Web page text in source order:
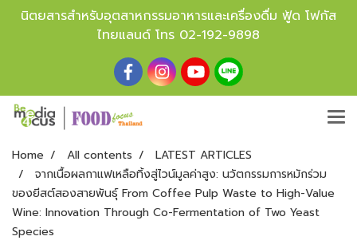
นิตยสารสำหรับอุตสาหกรรมอาหารและเครื่องดื่ม ฟู้ด โฟกัส
ไทยแลนด์ โทร 02-192-9898
Home All contents
LATEST ARTICLES
จากเนื้อผลกาแฟเหลือทิ้งสู่ไวน์มูลค่าสูง: นวัตกรรมการหมักร่วม
ของยีสต์สองสายพันธุ์ From Coffee Pulp Waste to High-Value
Wine: Innovation Through Co-Fermentation of Two Yeast
Species